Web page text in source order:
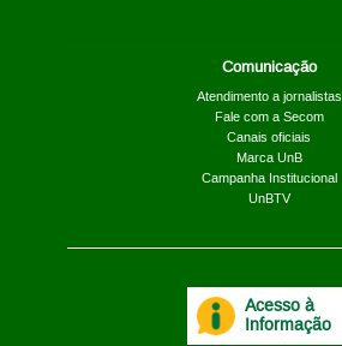
Comunicação
Atendimento a jornalistas
Fale com a Secom
Canais oficiais
Marca UnB
Campanha Institucional
UnBTV
Acesso à
Informação